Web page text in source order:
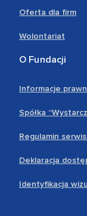
Oferta dla firm
Wolontariat
O Fundacji
Informacje
Spółka
Regulamin
Deklaracja
Identyfikacja